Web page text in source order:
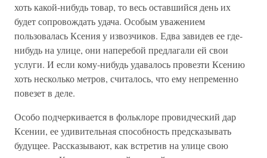
хоть какой-нибудь товар, то весь оставшийся день их
будет сопровождать удача. Особым уважением
пользовалась Ксения у извозчиков. Едва завидев ее где-
нибудь на улице, они наперебой предлагали ей свои
услуги. И если кому-нибудь удавалось провезти Ксению
хоть несколько метров, считалось, что ему непременно
повезет в деле.
Особо подчеркивается в фольклоре провидческий дар
Ксении, ее удивительная способность предсказывать
будущее. Рассказывают, как встретив на улице свою